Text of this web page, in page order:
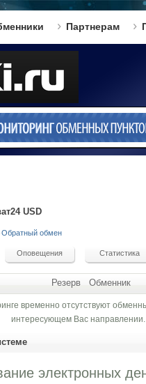
Партнерам
USD
Обратный обмен
Резерв Обменник
временно отсутствуют
интересующем Вас направлении.
электронных